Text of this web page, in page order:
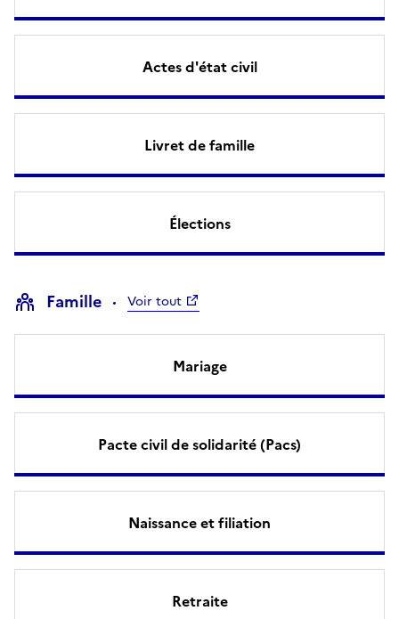
Actes d'état civil
Livret de famille
Élections
Famille Voir tout
Mariage
Pacte civil de solidarité (Pacs)
Naissance et filiation
Retraite